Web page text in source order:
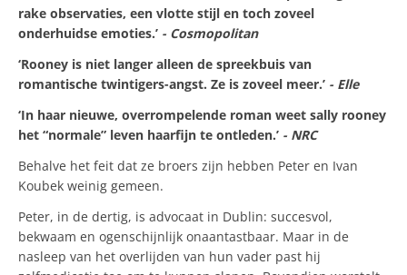
rake observaties, een vlotte stijl en toch zoveel
onderhuidse emoties.’ - Cosmopolitan
‘Rooney is niet langer alleen de spreekbuis van
romantische twintigers-angst. Ze is zoveel meer.’ - Elle
‘In haar nieuwe, overrompelende roman weet sally rooney
het “normale” leven haarfijn te ontleden.’ - NRC
Behalve het feit dat ze broers zijn hebben Peter en Ivan
Koubek weinig gemeen.
Peter, in de dertig, is advocaat in Dublin: succesvol,
bekwaam en ogenschijnlijk onaantastbaar. Maar in de
nasleep van het overlijden van hun vader past hij